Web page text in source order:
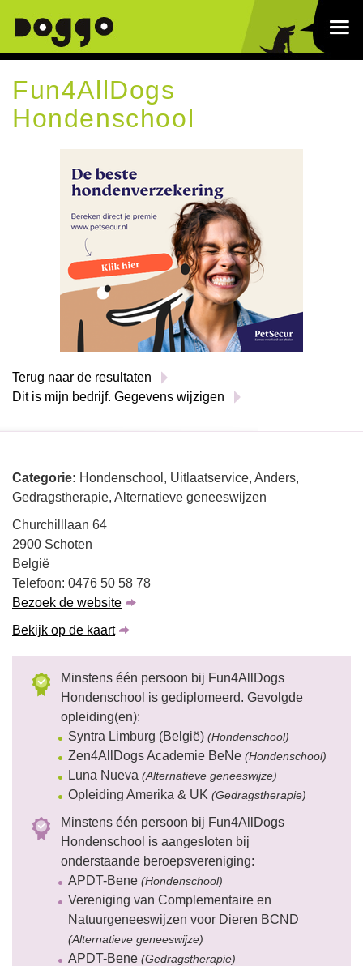
Fun4AllDogs
Hondenschool
Terug naar de resultaten
Dit is mijn bedrijf. Gegevens wijzigen
Categorie: Hondenschool, Uitlaatservice, Anders,
Gedragstherapie, Alternatieve geneeswijzen
Churchilllaan 64
2900 Schoten
België
Telefoon: 0476 50 58 78
Bezoek de website
Bekijk op de kaart
Minstens één persoon bij Fun4AllDogs
Hondenschool is gediplomeerd. Gevolgde
opleiding(en):
Syntra Limburg (België) (Hondenschool)
Zen4AllDogs Academie BeNe (Hondenschool)
Luna Nueva (Alternatieve geneeswijze)
Opleiding Amerika & UK (Gedragstherapie)
Minstens één persoon bij Fun4AllDogs
Hondenschool is aangesloten bij
onderstaande beroepsvereniging:
APDT-Bene (Hondenschool)
Vereniging van Complementaire en
Natuurgeneeswijzen voor Dieren BCND
(Alternatieve geneeswijze)
APDT-Bene (Gedragstherapie)